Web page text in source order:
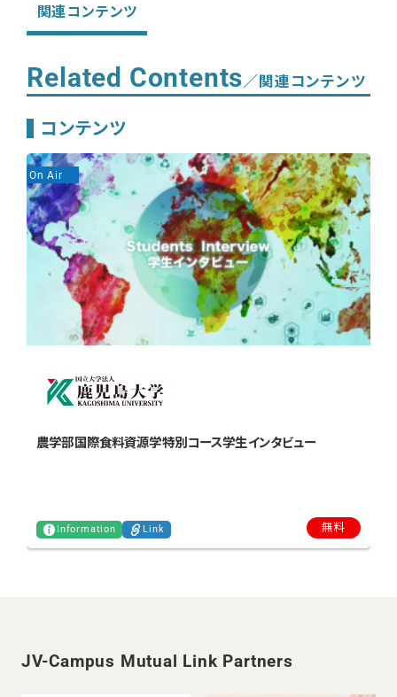
関連コンテンツ
Related Contents／関連コンテンツ
コンテンツ
農学部国際食料資源学特別コース学生インタビュー
Information Link 無料
On Air
JV-Campus Mutual Link Partners